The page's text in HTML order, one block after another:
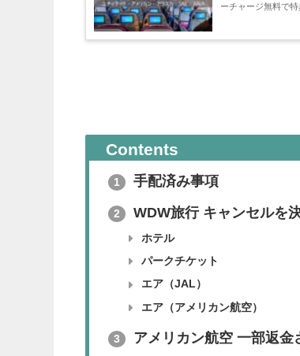
Contents
1 手配済み事項
2 WDW旅行 キャンセルを
ホテル
パークチケット
エア（JAL）
エア（アメリカン航空）
3 アメリカン航空 一部返金